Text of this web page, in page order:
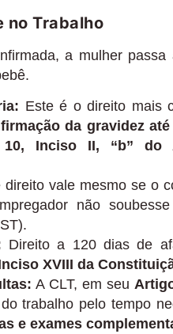
no Trabalho
a mulher
Este é o direito mais
da gravidez
Inciso II, “b” do
direito vale mesmo se o
não
Direito a 120 dias de
XVIII da
A CLT, em seu
trabalho pelo tempo
e exames